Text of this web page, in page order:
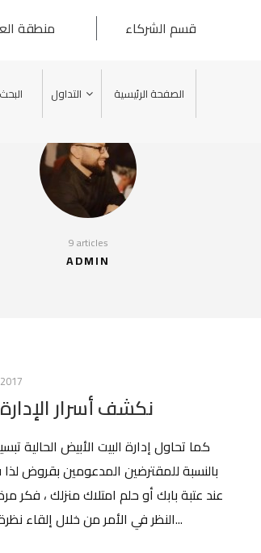
منطقة قسم الشركاء
التداول الصفحة الرئيسية
9 articles
ADMIN
نكشف أسرار
كما تحاول إدارة البيت الأبيض الحالية
بالنسبة للمقترضين المدعومين بقروض
عند عتبة بابك أو حلم امتلاك منزلك ، فكر
النظر في الأمر من خلال إلقاء نظرة على خيارات...